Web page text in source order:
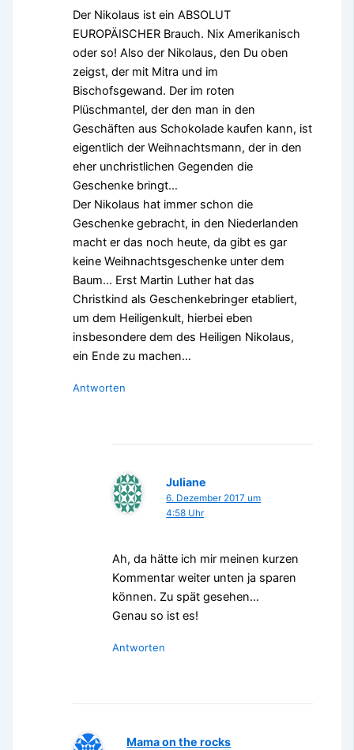
Der Nikolaus ist ein ABSOLUT
EUROPÄISCHER Brauch. Nix Amerikanisch
oder so! Also der Nikolaus, den Du oben
zeigst, der mit Mitra und im
Bischofsgewand. Der im roten
Plüschmantel, der den man in den
Geschäften aus Schokolade kaufen kann, ist
eigentlich der Weihnachtsmann, der in den
eher unchristlichen Gegenden die
Geschenke bringt…
Der Nikolaus hat immer schon die
Geschenke gebracht, in den Niederlanden
macht er das noch heute, da gibt es gar
keine Weihnachtsgeschenke unter dem
Baum… Erst Martin Luther hat das
Christkind als Geschenkebringer etabliert,
um dem Heiligenkult, hierbei eben
insbesondere dem des Heiligen Nikolaus,
ein Ende zu machen…
Antworten
Juliane
6. Dezember 2017 um
4:58 Uhr
Ah, da hätte ich mir meinen kurzen
Kommentar weiter unten ja sparen
können. Zu spät gesehen…
Genau so ist es!
Antworten
Mama on the rocks